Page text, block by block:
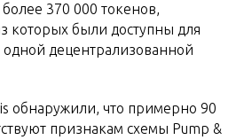
370 000 токенов,
которых были доступны для
одной децентрализованной
обнаружили, что примерно 90
признакам схемы Pump &